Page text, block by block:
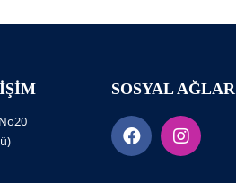
SOSYAL AĞLAR